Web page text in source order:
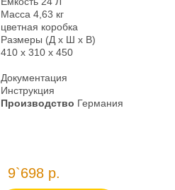
Масса 4,63 кг
цветная коробка
Размеры (Д х Ш х В)
410 х 310 х 450
Документация
Инструкция
Производство Германия
9`698 р.